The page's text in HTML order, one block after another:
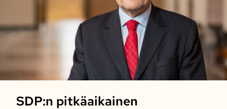
SDP:n pitkäaikainen